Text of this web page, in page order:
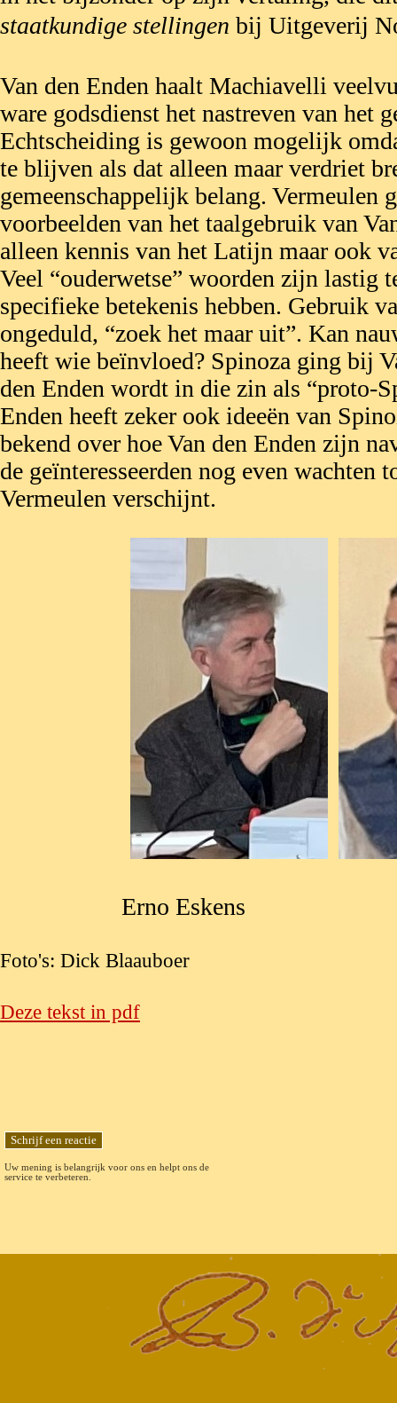
staatkundige stellingen bij Uitgeverij
Van den Enden haalt Machiavelli
ware godsdienst het nastreven van het
Echtscheiding is gewoon mogelijk
te blijven als dat alleen maar verdriet
gemeenschappelijk belang. Vermeulen
voorbeelden van het taalgebruik van
alleen kennis van het Latijn maar ook
Veel “ouderwetse” woorden zijn lastig
specifieke betekenis hebben. Gebruik
ongeduld, “zoek het maar uit”. Kan
heeft wie beïnvloed? Spinoza ging bij
den Enden wordt in die zin als “proto-
Enden heeft zeker ook ideeën van
bekend over hoe Van den Enden zijn
de geïnteresseerden nog even wachten
Vermeulen verschijnt.
Erno Eskens
Foto's: Dick Blaauboer
Deze tekst in pdf
Uw mening is belangrijk voor ons en helpt ons de
service te verbeteren.